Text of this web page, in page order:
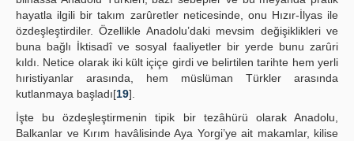
hayatla ilgili bir takım zarûretler neticesinde, onu Hızır-İlyas ile
özdeşleştirdiler. Özellikle Anadolu’daki mevsim değişiklikleri ve
buna bağlı İktisadî ve sosyal faaliyetler bir yerde bunu zarûri
kıldı. Netice olarak iki kült içiçe girdi ve belirtilen tarihte hem yerli
hıristiyanlar arasında, hem müslüman Türkler arasında
kutlanmaya başladı[19].
İşte bu özdeşleştirmenin tipik bir tezâhürü olarak Anadolu,
Balkanlar ve Kırım havâlisinde Aya Yorgi’ye ait makamlar, kilise